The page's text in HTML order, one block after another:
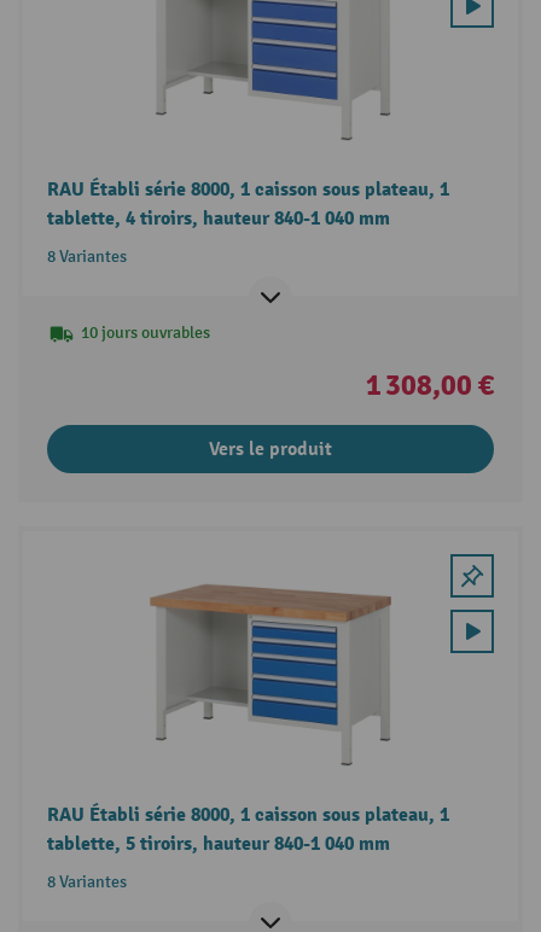
RAU Établi série 8000, 1 caisson sous plateau, 1
tablette, 4 tiroirs, hauteur 840-1 040 mm
8 Variantes
10 jours ouvrables
1 308,00 €
Vers le produit
RAU Établi série 8000, 1 caisson sous plateau, 1
tablette, 5 tiroirs, hauteur 840-1 040 mm
8 Variantes